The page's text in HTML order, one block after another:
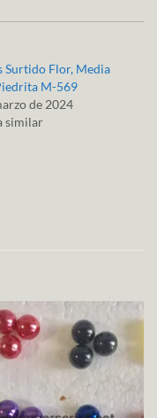
Surtido Flor, Media
M-569
de 2024
similar